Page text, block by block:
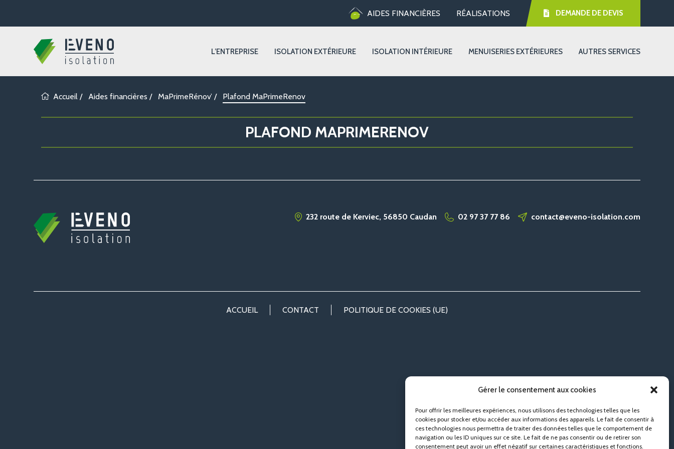
Gérer le consentement aux cookies
Pour offrir les meilleures expériences, nous utilisons des technologies telles que les
cookies pour stocker et/ou accéder aux informations des appareils. Le fait de consentir à
ces technologies nous permettra de traiter des données telles que le comportement de
navigation ou les ID uniques sur ce site. Le fait de ne pas consentir ou de retirer son
consentement peut avoir un effet négatif sur certaines caractéristiques et fonctions.
AIDES FINANCIÈRES RÉALISATIONS DEMANDE DE DEVIS
L’ENTREPRISE ISOLATION EXTÉRIEURE ISOLATION INTÉRIEURE MENUISERIES EXTÉRIEURES AUTRES SERVICES
Accueil / Aides financières / MaPrimeRénov’ / Plafond MaPrimeRenov
PLAFOND MAPRIMERENOV
232 route de Kerviec, 56850 Caudan 02 97 37 77 86 contact@eveno-isolation.com
ACCUEIL CONTACT POLITIQUE DE COOKIES (UE)